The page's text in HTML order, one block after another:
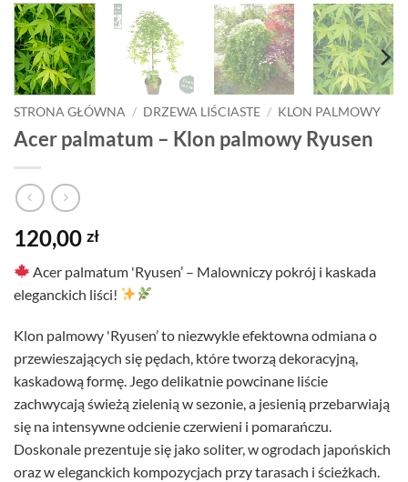
STRONA GŁÓWNA / DRZEWA LIŚCIASTE / KLON PALMOWY
Acer palmatum – Klon palmowy Ryusen
120,00 zł
Acer palmatum 'Ryusen’ – Malowniczy pokrój i kaskada
eleganckich liści!
Klon palmowy 'Ryusen’ to niezwykle efektowna odmiana o
przewieszających się pędach, które tworzą dekoracyjną,
kaskadową formę. Jego delikatnie powcinane liście
zachwycają świeżą zielenią w sezonie, a jesienią przebarwiają
się na intensywne odcienie czerwieni i pomarańczu.
Doskonale prezentuje się jako soliter, w ogrodach japońskich
oraz w eleganckich kompozycjach przy tarasach i ścieżkach.